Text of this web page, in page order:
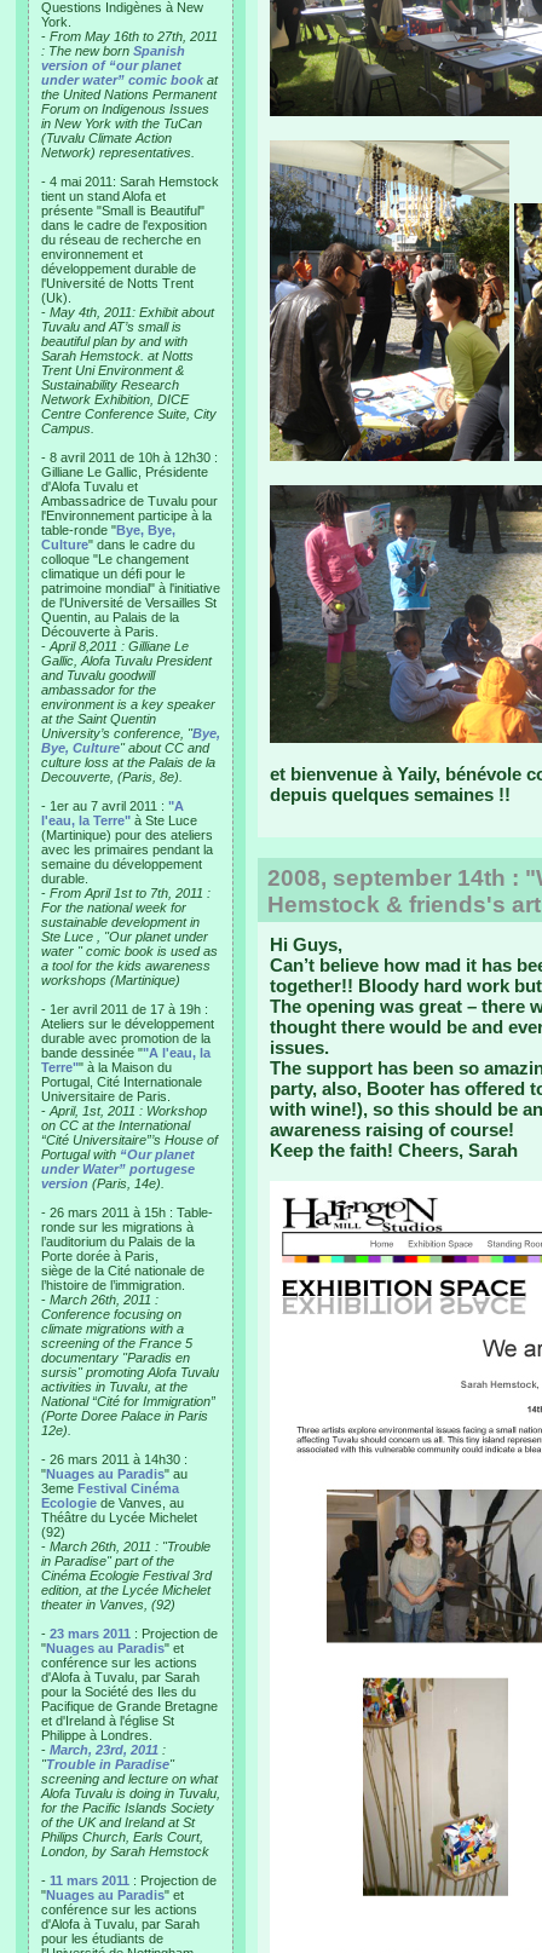
Questions Indigènes à New
York.
- From May 16th to 27th, 2011
: The new born Spanish
version of “our planet
under water” comic book at
the United Nations Permanent
Forum on Indigenous Issues
in New York with the TuCan
(Tuvalu Climate Action
Network) representatives.
- 4 mai 2011: Sarah Hemstock
tient un stand Alofa et
présente "Small is Beautiful"
dans le cadre de l'exposition
du réseau de recherche en
environnement et
développement durable de
l'Université de Notts Trent
(Uk).
- May 4th, 2011: Exhibit about
Tuvalu and AT’s small is
beautiful plan by and with
Sarah Hemstock. at Notts
Trent Uni Environment &
Sustainability Research
Network Exhibition, DICE
Centre Conference Suite, City
Campus.
- 8 avril 2011 de 10h à 12h30 :
Gilliane Le Gallic, Présidente
d'Alofa Tuvalu et
Ambassadrice de Tuvalu pour
l'Environnement participe à la
table-ronde "Bye, Bye,
Culture" dans le cadre du
colloque "Le changement
climatique un défi pour le
patrimoine mondial" à l'initiative
de l'Université de Versailles St
Quentin, au Palais de la
Découverte à Paris.
- April 8,2011 : Gilliane Le
Gallic, Alofa Tuvalu President
and Tuvalu goodwill
ambassador for the
environment is a key speaker
at the Saint Quentin
University’s conference, "Bye,
Bye, Culture" about CC and
culture loss at the Palais de la
Decouverte, (Paris, 8e).
- 1er au 7 avril 2011 : "A
l'eau, la Terre" à Ste Luce
(Martinique) pour des ateliers
avec les primaires pendant la
semaine du développement
durable.
- From April 1st to 7th, 2011 :
For the national week for
sustainable development in
Ste Luce , "Our planet under
water " comic book is used as
a tool for the kids awareness
workshops (Martinique)
- 1er avril 2011 de 17 à 19h :
Ateliers sur le développement
durable avec promotion de la
bande dessinée ""A l'eau, la
Terre"" à la Maison du
Portugal, Cité Internationale
Universitaire de Paris.
- April, 1st, 2011 : Workshop
on CC at the International
“Cité Universitaire”’s House of
Portugal with “Our planet
under Water” portugese
version (Paris, 14e).
- 26 mars 2011 à 15h : Table-
ronde sur les migrations à
l’auditorium du Palais de la
Porte dorée à Paris,
siège de la Cité nationale de
l’histoire de l’immigration.
- March 26th, 2011 :
Conference focusing on
climate migrations with a
screening of the France 5
documentary "Paradis en
sursis" promoting Alofa Tuvalu
activities in Tuvalu, at the
National “Cité for Immigration”
(Porte Doree Palace in Paris
12e).
- 26 mars 2011 à 14h30 :
"Nuages au Paradis" au
3eme Festival Cinéma
Ecologie de Vanves, au
Théâtre du Lycée Michelet
(92)
- March 26th, 2011 : "Trouble
in Paradise" part of the
Cinéma Ecologie Festival 3rd
edition, at the Lycée Michelet
theater in Vanves, (92)
- 23 mars 2011 : Projection de
"Nuages au Paradis" et
conférence sur les actions
d'Alofa à Tuvalu, par Sarah
pour la Société des Iles du
Pacifique de Grande Bretagne
et d'Ireland à l'église St
Philippe à Londres.
- March, 23rd, 2011 :
"Trouble in Paradise"
screening and lecture on what
Alofa Tuvalu is doing in Tuvalu,
for the Pacific Islands Society
of the UK and Ireland at St
Philips Church, Earls Court,
London, by Sarah Hemstock
- 11 mars 2011 : Projection de
"Nuages au Paradis" et
conférence sur les actions
d'Alofa à Tuvalu, par Sarah
pour les étudiants de
et bienvenue à Yaily, bénévole
depuis quelques semaines !!
2008, september 14th :
Hemstock & friends's
Hi Guys,
Can’t believe how mad it has
together!! Bloody hard work
The opening was great – there
thought there would be and
issues.
The support has been so
party, also, Booter has offered
with wine!), so this should be
awareness raising of course!
Keep the faith! Cheers, Sarah